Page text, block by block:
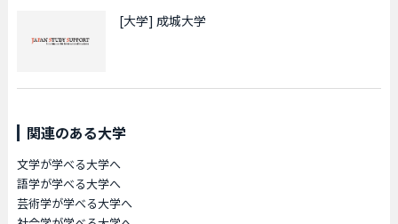
[大学] 成城大学
関連のある大学
文学が学べる大学へ
語学が学べる大学へ
芸術学が学べる大学へ